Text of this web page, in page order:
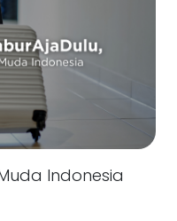
Indonesia